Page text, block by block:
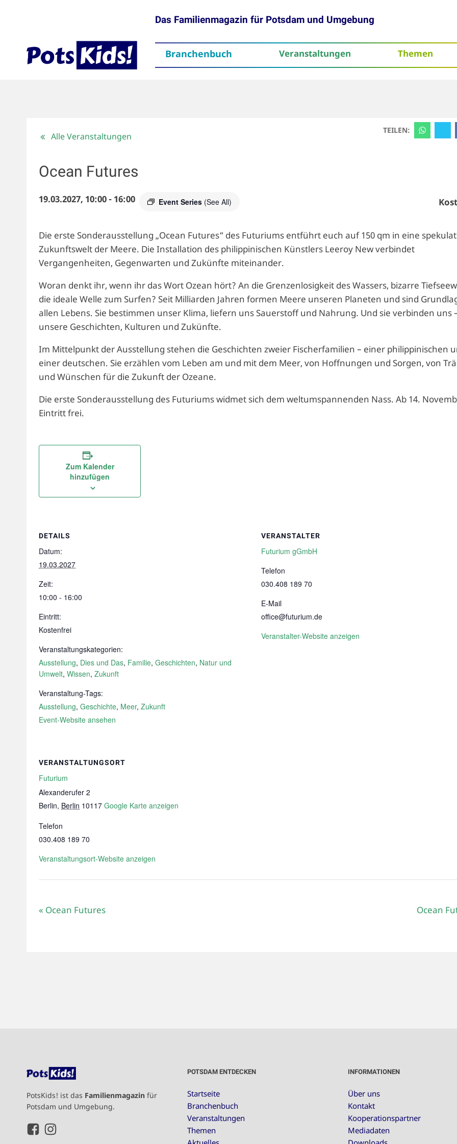
Das Familienmagazin für Potsdam und Umgebung
Branchenbuch Veranstaltungen Themen
TEILEN:
Alle Veranstaltungen
Ocean Futures
19.03.2027, 10:00- 16:00 Event Series (See All)
Die erste Sonderausstellung „Ocean Futures“ des Futuriums entführt euch auf 150 qm in eine
Zukunftswelt der Meere. Die Installation des philippinischen Künstlers Leeroy New verbindet
Vergangenheiten, Gegenwarten und Zukünfte miteinander.
Woran denkt ihr, wenn ihr das Wort Ozean hört? An die Grenzenlosigkeit des Wassers, bizarre
die ideale Welle zum Surfen? Seit Milliarden Jahren formen Meere unseren Planeten und sind
allen Lebens. Sie bestimmen unser Klima, liefern uns Sauerstoff und Nahrung. Und sie verbinden uns
unsere Geschichten, Kulturen und Zukünfte.
Im Mittelpunkt der Ausstellung stehen die Geschichten zweier Fischerfamilien – einer philippinischen
einer deutschen. Sie erzählen vom Leben am und mit dem Meer, von Hoffnungen und Sorgen, von
und Wünschen für die Zukunft der Ozeane.
Die erste Sonderausstellung des Futuriums widmet sich dem weltumspannenden Nass. Ab 14.
Eintritt frei.
Zum Kalender
hinzufügen
DETAILS
Datum:
19.03.2027
Zeit:
10:00 - 16:00
Eintritt:
Kostenfrei
Veranstaltungskategorien:
Ausstellung, Dies und Das, Familie, Geschichten, Natur und
Umwelt, Wissen, Zukunft
Veranstaltung-Tags:
Ausstellung, Geschichte, Meer, Zukunft
Event-Website ansehen
VERANSTALTER
Futurium gGmbH
Telefon
030.408 189 70
E-Mail
office@futurium.de
Veranstalter-Website anzeigen
VERANSTALTUNGSORT
Futurium
Alexanderufer 2
Berlin, Berlin 10117 Google Karte anzeigen
Telefon
030.408 189 70
Veranstaltungsort-Website anzeigen
« Ocean Futures Ocean
PotsKids! ist das Familienmagazin für
Potsdam und Umgebung.
POTSDAM ENTDECKEN
Startseite
Branchenbuch
Veranstaltungen
Themen
INFORMATIONEN
Über uns
Kontakt
Kooperationspartner
Mediadaten
ThemenAktuelles